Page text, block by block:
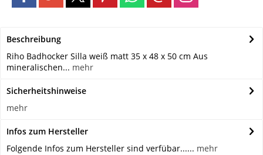
Beschreibung
Riho Badhocker Silla weiß matt 35 x 48 x 50 cm Aus
mineralischen... mehr
Sicherheitshinweise
mehr
Infos zum Hersteller
Folgende Infos zum Hersteller sind verfübar...... mehr